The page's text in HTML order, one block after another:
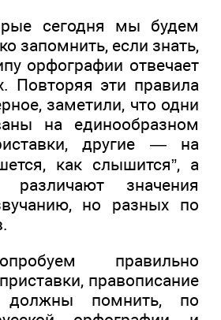
сегодня мы будем
запомнить, если знать,
орфографии отвечает
Повторяя эти правила
заметили, что одни
на единообразном
другие — на
как слышится”, а
значения
но разных по
правильно
правописание
помнить, по